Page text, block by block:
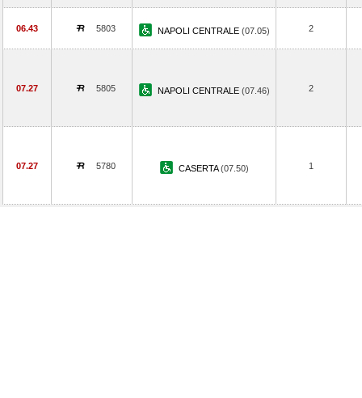
06.43 5803 NAPOLI CENTRALE (07.05) 2
07.27 5805 NAPOLI CENTRALE (07.46) 2
07.27 5780 CASERTA(07.50) 1